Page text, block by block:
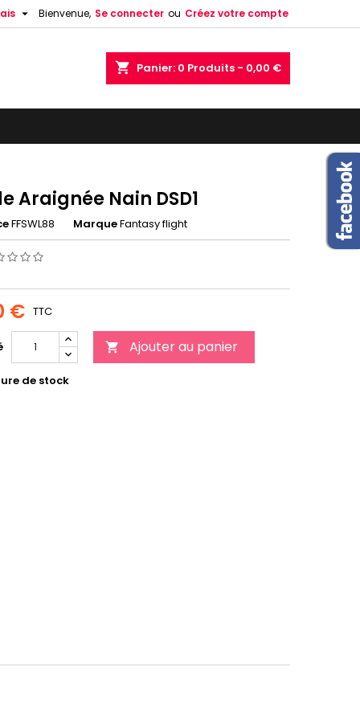
Bienvenue, Se connecter ou Créez votre compte

shopping_cart Panier: 0 Produits - 0,00 €
Araignée Nain DSD1
FFSWL88 MarqueFantasy flight
€ TTC
 Ajouter au panier
de stock